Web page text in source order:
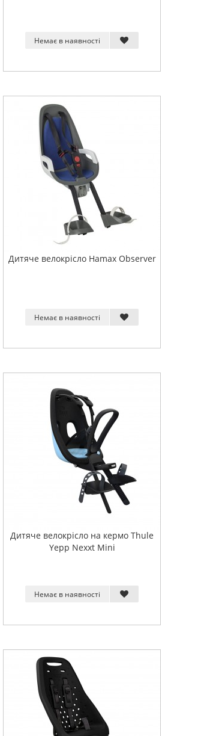
Немає в наявності
Дитяче велокрісло Hamax Observer
Немає в наявності
Дитяче велокрісло на кермо Thule
Yepp Nexxt Mini
Немає в наявності